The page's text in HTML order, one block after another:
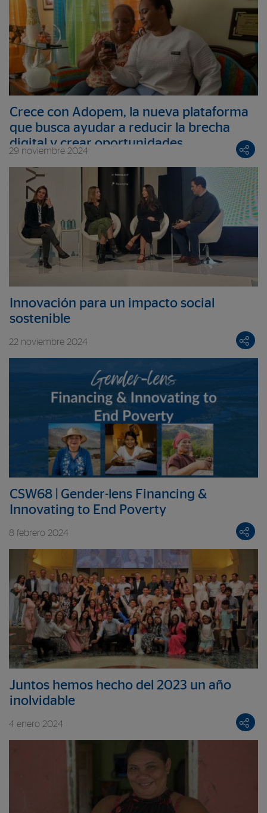
Crece con Adopem, la nueva plataforma
que busca ayudar a reducir la brecha
digital y crear oportunidades
económicas para emprendedoras en RD
29 noviembre 2024
Innovación para un impacto social
sostenible
22 noviembre 2024
CSW68 | Gender-lens Financing &
Innovating to End Poverty
8 febrero 2024
Juntos hemos hecho del 2023 un año
inolvidable
4 enero 2024